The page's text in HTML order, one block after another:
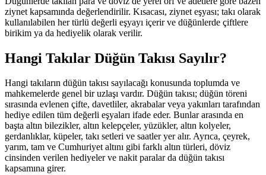
ziynet kapsamında değerlendirilir. Kısacası, ziynet eşyası; takı olarak
kullanılabilen her türlü değerli eşyayı içerir ve düğünlerde çiftlere
birikim ya da hediyelik olarak verilir.
Hangi Takılar Düğün Takısı Sayılır?
Hangi takıların düğün takısı sayılacağı konusunda toplumda ve
mahkemelerde genel bir uzlaşı vardır. Düğün takısı; düğün töreni
sırasında evlenen çifte, davetliler, akrabalar veya yakınları tarafından
hediye edilen tüm değerli eşyaları ifade eder. Bunlar arasında en
başta altın bilezikler, altın kelepçeler, yüzükler, altın kolyeler,
gerdanlıklar, küpeler, takı setleri ve saatler yer alır. Ayrıca, çeyrek,
yarım, tam ve Cumhuriyet altını gibi farklı altın türleri, döviz
cinsinden verilen hediyeler ve nakit paralar da düğün takısı
kapsamına girer.